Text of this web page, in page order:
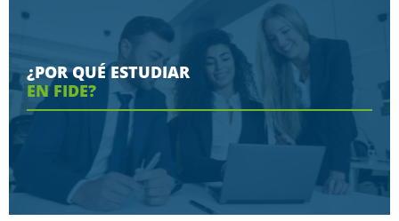
¿POR QUÉ ESTUDIAR
EN FIDE?